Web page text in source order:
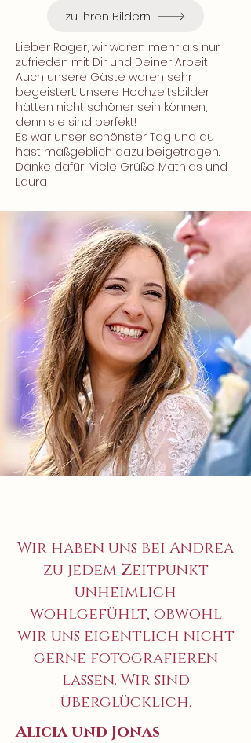
Er fotografierte neben des
Brautpaarshootings, der Trauung auch
von uns gewünschte Konstellationen,
situativ oder bei Wunsch auch die
Gäste. Auf Wünsche kann er sehr gut
eingehen,
bspw. keine gestellten Posen, ein
bestimmtes Motiv als Tattoo - Vorlage
zu fotografieren. Roger brachte sich
mit der Rückspultaste aktiv in das
Programm mit ein: erste Bilder des
Tages wurden gezeigt. Bei den Gästen
als auch menschlich sehr gut an, wir
bekamen von allen durchweg positive
Resonanz. Ich verlor jegliche Scheu vor
der Kamera zu stehen, das hat auch
maßgeblich mit Roger und seiner
angenehmen zurückhaltenden Person
und Persönlichkeit zu tun.
Lieber Roger, wir danken dir von
Herzen, dass du uns an einem unserer
wichtigsten Tage begleitet hast... Und
so zauberhafte Fotos gemacht hast,
die einfach dazu einladen in den
Erinnerungen an unseren großen Tag
zu schwelgen. Wir werden dich bei der
nächsten Gelegenheit sehr gerne
zu ihren Bildern
Lieber Roger, wir waren mehr als nur
zufrieden mit Dir und Deiner Arbeit!
Auch unsere Gäste waren sehr
begeistert. Unsere Hochzeitsbilder
hätten nicht schöner sein können,
denn sie sind perfekt!
Es war unser schönster Tag und du
hast maßgeblich dazu beigetragen.
Danke dafür! Viele Grüße. Mathias und
Laura
Wir haben uns bei Andrea
zu jedem Zeitpunkt
unheimlich
wohlgefühlt, obwohl
wir uns eigentlich nicht
gerne fotografieren
lassen. Wir sind
überglücklich.
Alicia und Jonas